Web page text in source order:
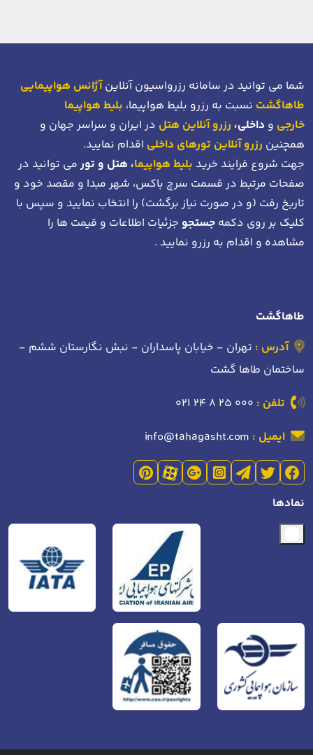
شما می توانید در سامانه رزرواسیون آنلاینآژانس هواپیمایی
طاهاگشت نسبت به رزرو بلیط هواپیما، بلیط هواپیما
خارجی و داخلی، رزرو آنلاین هتل در ایران و سراسر جهان و
همچنین رزرو آنلاین تورهای داخلی اقدام نمایید.
جهت شروع فرایند خرید بلیط هواپیما، هتل و تورمی توانید در
صفحات مرتبط در قسمت سرچ باکس، شهر مبدا و مقصد خود و
تاریخ رفت (و در صورت نیاز برگشت) را انتخاب نمایید و سپس با
کلیک بر روی دکمه جستجو جزئیات اطلاعات و قیمت ها را
مشاهده و اقدام به رزرو نمایید .
طاهاگشت
آدرس : تهران - خیابان پاسداران - نبش نگارستان ششم -
ساختمان طاها گشت
تلفن : 021 24 8 25 000
ایمیل : info@tahagasht.com
نمادها